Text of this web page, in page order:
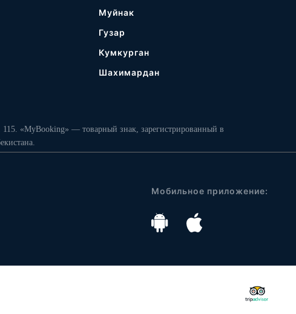
Муйнак
Гузар
Кумкурган
Шахимардан
«MyBooking» — товарный знак, зарегистрированный в
Мобильное приложение: